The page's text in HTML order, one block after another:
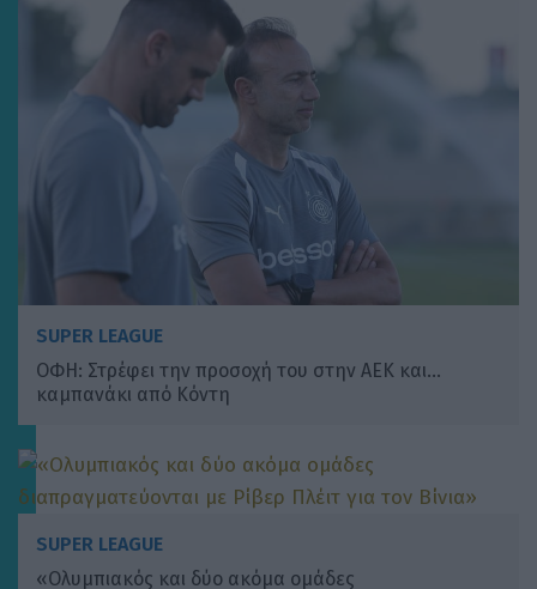
SUPER LEAGUE
ΟΦΗ: Στρέφει την προσοχή του στην ΑΕΚ και…
καμπανάκι από Κόντη
SUPER LEAGUE
«Ολυμπιακός και δύο ακόμα ομάδες